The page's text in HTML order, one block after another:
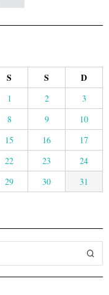
S S D
1 2
3
8 9
10
15 16
17
22 23
24
29 30 31